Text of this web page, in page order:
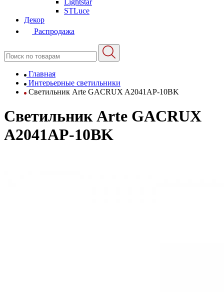
Lightstar
STLuce
Декор
Распродажа
Главная
Интерьерные светильники
Светильник Arte GACRUX A2041AP-10BK
Светильник Arte GACRUX
A2041AP-10BK